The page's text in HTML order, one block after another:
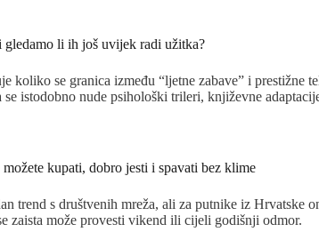
gledamo li ih još uvijek radi užitka?
koliko se granica između “ljetne zabave” i
istodobno nude psihološki trileri, književne
kupati, dobro jesti i spavati bez klime
trend s društvenih mreža, ali za putnike iz
zaista može provesti vikend ili cijeli godišnji odmor.